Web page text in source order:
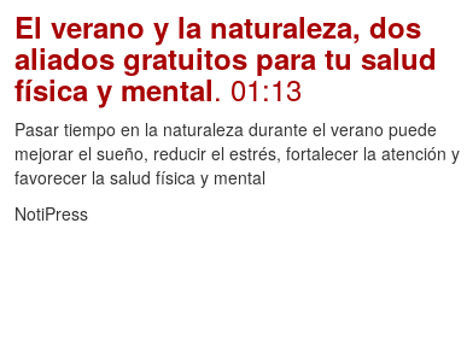
El verano y la naturaleza, dos
aliados gratuitos para tu salud
física y mental. 01:13
Pasar tiempo en la naturaleza durante el verano puede
mejorar el sueño, reducir el estrés, fortalecer la atención y
favorecer la salud física y mental
NotiPress